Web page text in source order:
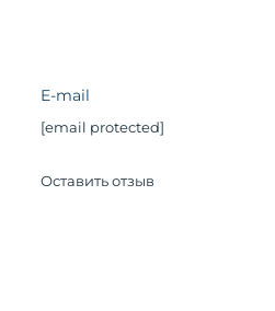
E-mail
[email protected]
Оставить отзыв